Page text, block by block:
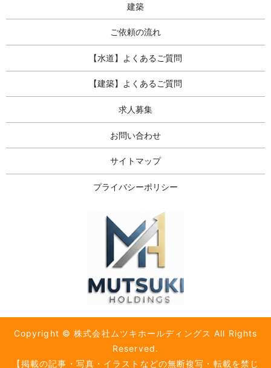
建築
ご依頼の流れ
【水道】よくあるご質問
【建築】よくあるご質問
求人募集
お問い合わせ
サイトマップ
プライバシーポリシー
Copyright © 株式会社ムツキホールディングス All Rights
Reserved.
【掲載の記事・写真・イラストなどの無断複写・転載を禁じ